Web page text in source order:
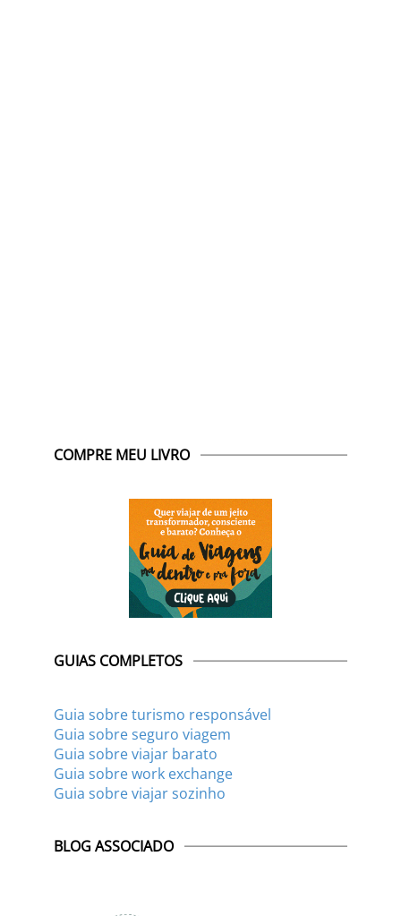
COMPRE MEU LIVRO
GUIAS COMPLETOS
Guia sobre turismo responsável
Guia sobre seguro viagem
Guia sobre viajar barato
Guia sobre work exchange
Guia sobre viajar sozinho
BLOG ASSOCIADO